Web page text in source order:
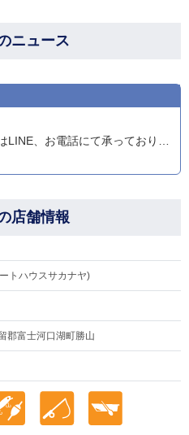
ニュース
2025年の情報 ・お問い合わせはLINE、お電話にて承っております。LINEのお友達登録お待ち致しております。
店舗情報
トハウスサカナヤ)
富士河口湖町勝山